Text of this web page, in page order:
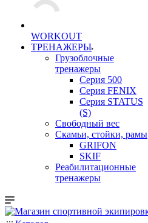
WORKOUT
ТРЕНАЖЕРЫ
Грузоблочные
тренажеры
Серия 500
Серия FENIX
Серия STATUS
(S)
Свободный вес
Скамьи, стойки, рамы
GRIFON
SKIF
Реабилитационные
тренажеры